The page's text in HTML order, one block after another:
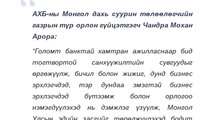
АХБ-ны Монгол дахь суурин төлөөлөгчийн
газрын түр орлон гүйцэтгэгч Чандра Мохан
Арора:
“Голомт банктай хамтран ажилласнаар бид
тогтвортой санхүүжилтийн сувгуудыг
өргөжүүлж, бичил болон жижиг, дунд бизнес
эрхлэгчдэд, тэр дундаа эмэгтэй бизнес
эрхлэгчдэд бүтээмж болон орлогоо
нэмэгдүүлэхэд нь дэмжлэг үзүүлж, Монгол